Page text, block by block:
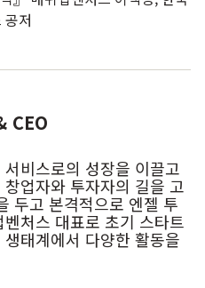
저
CEO
비스로의 성장을 이끌고
업자와 투자자의 길을 고
두고 본격적으로 엔젤 투
처스 대표로 초기 스타트
태계에서 다양한 활동을